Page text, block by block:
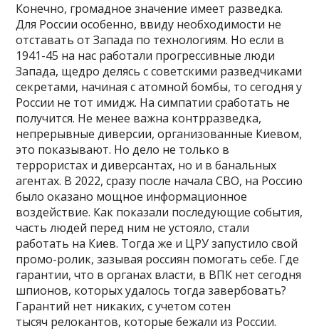
Конечно, громадное значение имеет разведка.
Для России особенно, ввиду необходимости не
отставать от Запада по технологиям. Но если в
1941-45 на нас работали прогрессивные люди
Запада, щедро делясь с советскими разведчиками
секретами, начиная с атомной бомбы, то сегодня у
России не тот имидж. На симпатии сработать не
получится. Не менее важна контрразведка,
непрерывные диверсии, организованные Киевом,
это показывают. Но дело не только в
террористах и диверсантах, но и в банальных
агентах. В 2022, сразу после начала СВО, на Россию
было оказано мощное информационное
воздействие. Как показали последующие события,
часть людей перед ним не устояло, стали
работать на Киев. Тогда же и ЦРУ запустило свой
промо-ролик, зазывая россиян помогать себе. Где
гарантии, что в органах власти, в ВПК нет сегодня
шпионов, которых удалось тогда завербовать?
Гарантий нет никаких, с учетом сотен
тысяч релокантов, которые бежали из России.